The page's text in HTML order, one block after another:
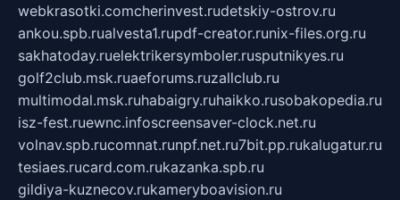
webkrasotki.comcherinvest.rudetskiy-ostrov.ru
ankou.spb.rualvesta1.rupdf-creator.runix-files.org.ru
sakhatoday.ruelektrikersymboler.rusputnikyes.ru
golf2club.msk.ruaeforums.ruzallclub.ru
multimodal.msk.ruhabaigry.ruhaikko.rusobakopedia.ru
isz-fest.ruewnc.infoscreensaver-clock.net.ru
volnav.spb.rucomnat.runpf.net.ru7bit.pp.rukalugatur.ru
tesiaes.rucard.com.rukazanka.spb.ru
gildiya-kuznecov.rukameryboavision.ru